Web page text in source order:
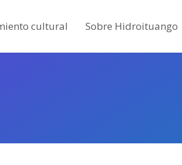
cultural Sobre Hidroituango